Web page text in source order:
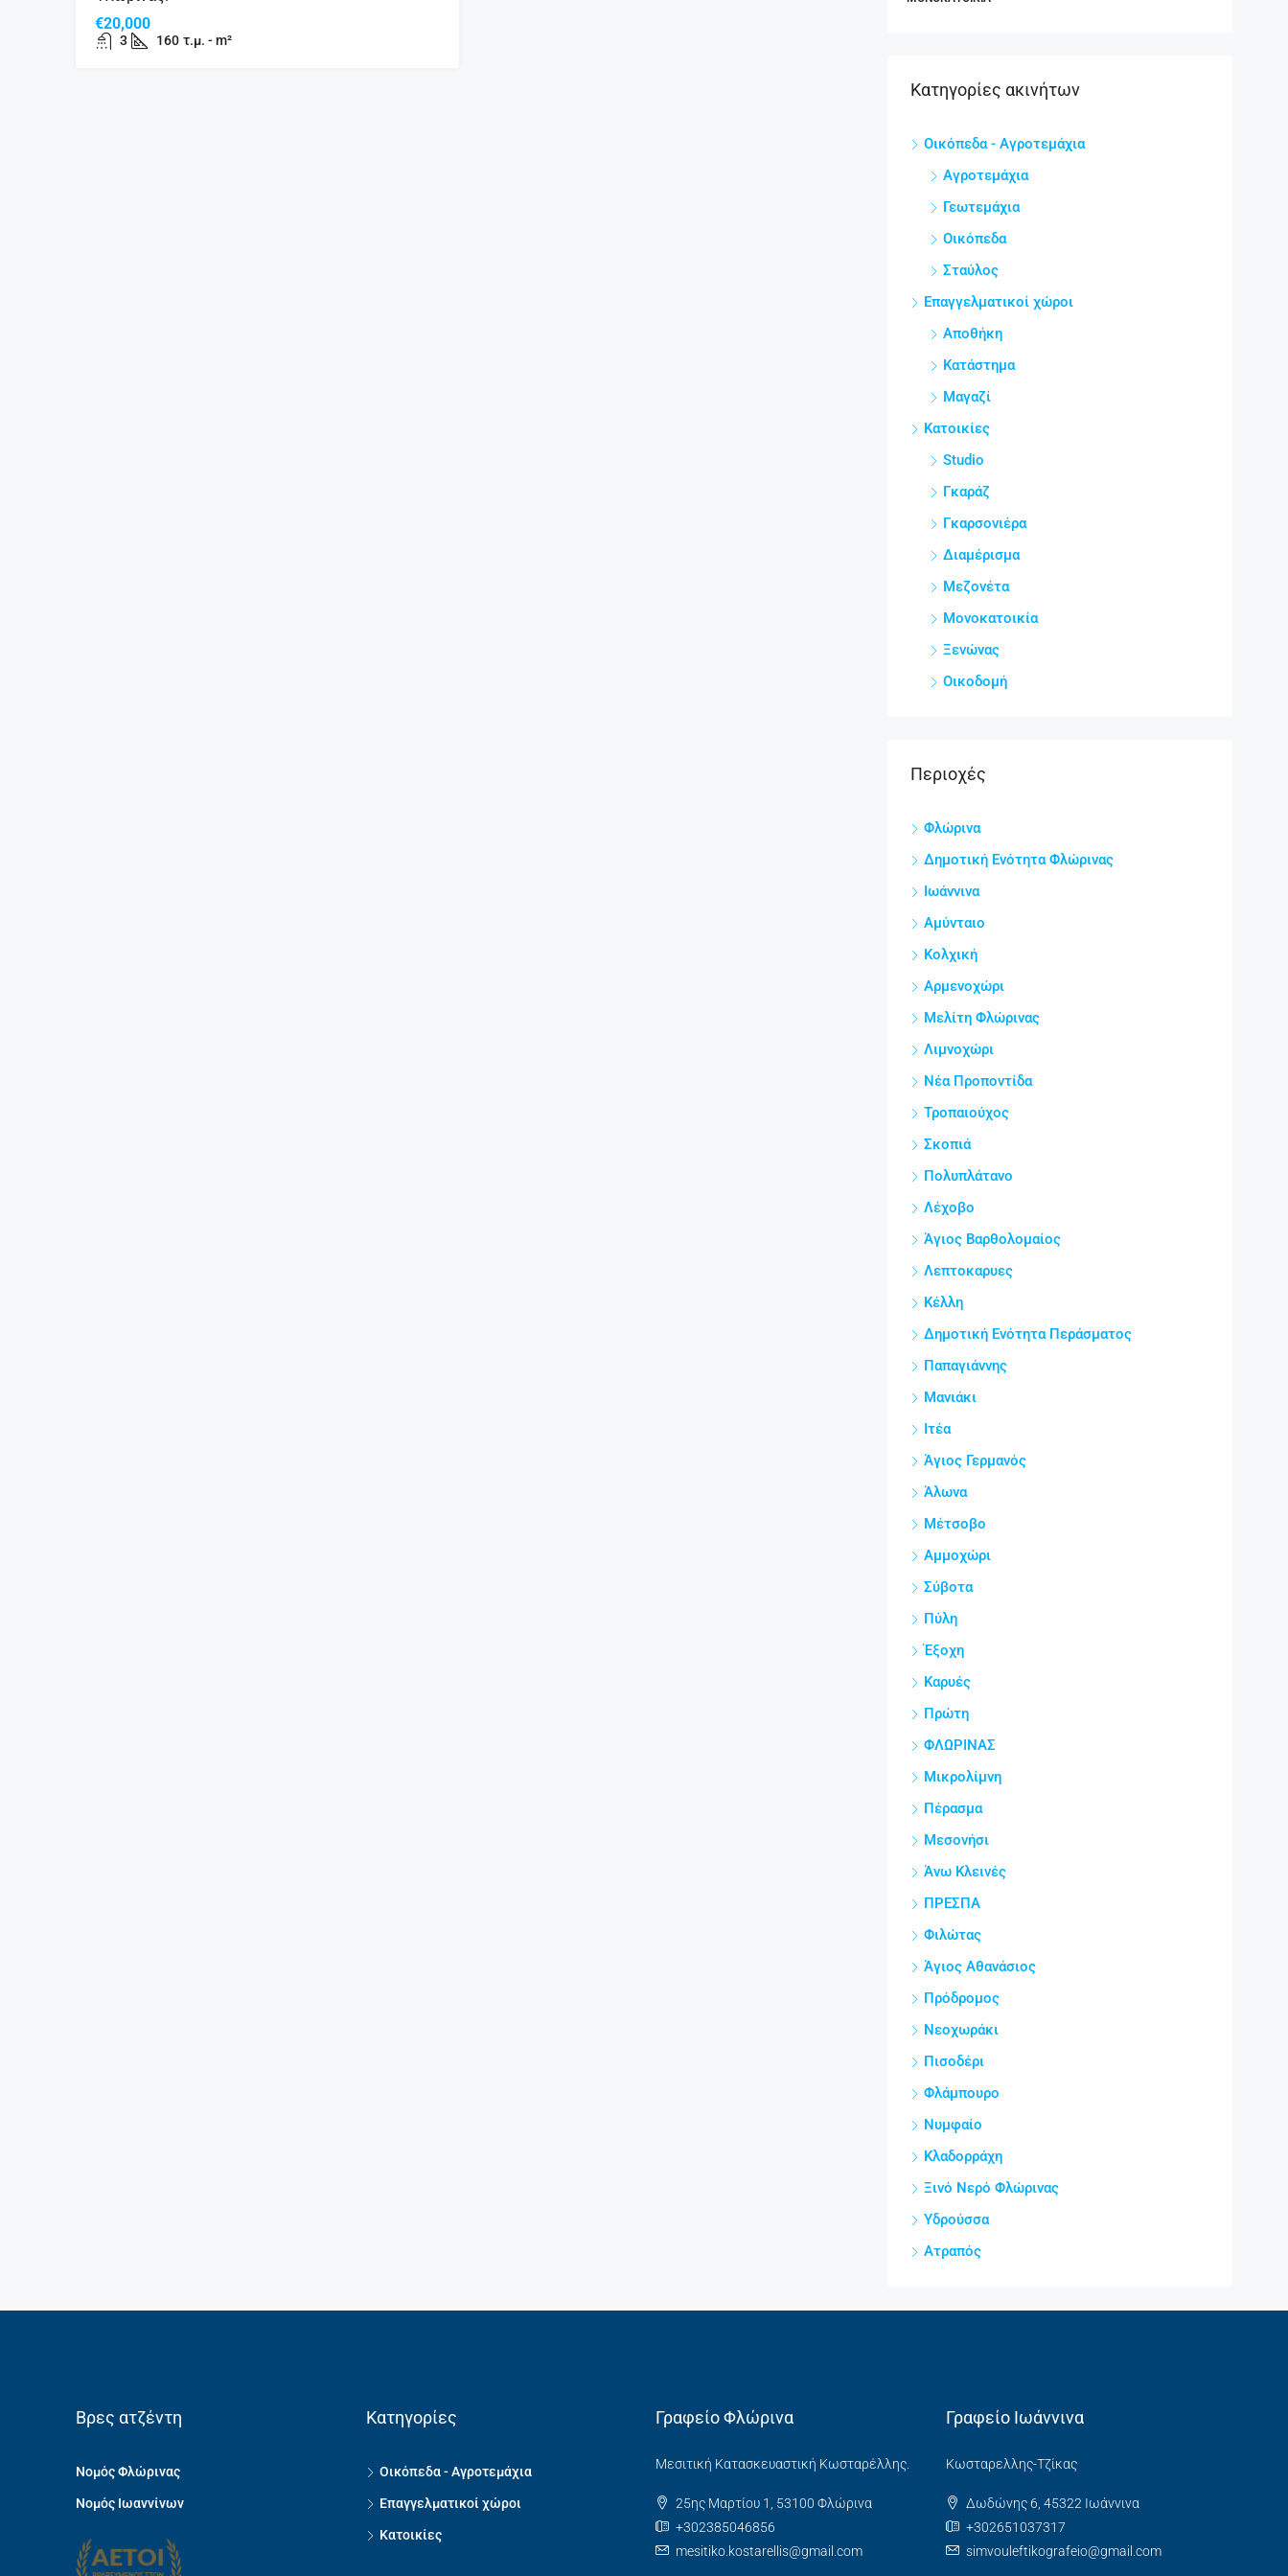
€20,000
3 160 τ.μ. - m²
Κατηγορίες ακινήτων
Οικόπεδα - Αγροτεμάχια
Αγροτεμάχια
Γεωτεμάχια
Οικόπεδα
Σταύλος
Επαγγελματικοί χώροι
Αποθήκη
Κατάστημα
Μαγαζί
Κατοικίες
Studio
Γκαράζ
Γκαρσονιέρα
Διαμέρισμα
Μεζονέτα
Μονοκατοικία
Ξενώνας
Οικοδομή
Περιοχές
Φλώρινα
Δημοτική Ενότητα Φλώρινας
Ιωάννινα
Αμύνταιο
Κολχική
Αρμενοχώρι
Μελίτη Φλώρινας
Λιμνοχώρι
Νέα Προποντίδα
Τροπαιούχος
Σκοπιά
Πολυπλάτανο
Λέχοβο
Άγιος Βαρθολομαίος
Λεπτοκαρυες
Κέλλη
Δημοτική Ενότητα Περάσματος
Παπαγιάννης
Μανιάκι
Ιτέα
Άγιος Γερμανός
Άλωνα
Μέτσοβο
Αμμοχώρι
Σύβοτα
Πύλη
Έξοχη
Καρυές
Πρώτη
ΦΛΩΡΙΝΑΣ
Μικρολίμνη
Πέρασμα
Μεσονήσι
Άνω Κλεινές
ΠΡΕΣΠΑ
Φιλώτας
Άγιος Αθανάσιος
Πρόδρομος
Νεοχωράκι
Πισοδέρι
Φλάμπουρο
Νυμφαίο
Κλαδορράχη
Ξινό Νερό Φλώρινας
Υδρούσσα
Ατραπός
Βρες ατζέντη
Νομός Φλώρινας
Νομός Ιωαννίνων
Κατηγορίες
Οικόπεδα - Αγροτεμάχια
Επαγγελματικοί χώροι
Κατοικίες
Γραφείο Φλώρινα
Μεσιτική Κατασκευαστική Κωσταρέλλης.
25ης Μαρτίου 1, 53100 Φλώρινα
+302385046856
mesitiko.kostarellis@gmail.com
Γραφείο Ιωάννινα
Κωσταρελλης-Τζίκας
Δωδώνης 6, 45322 Ιωάννινα
+302651037317
simvouleftikografeio@gmail.com